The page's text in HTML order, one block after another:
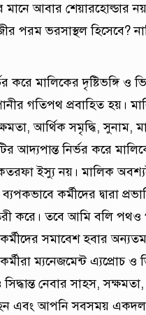
মানে আবার শেয়ারহোল্ডার
পরম ভরসাস্থল হিসেবে?
করে মালিকের দৃষ্টিভঙ্গি
গতিপথ প্রবাহিত হয়।
আর্থিক সমৃদ্ধি, সুনাম,
আদ্যপান্ত নির্ভর করে
ইস্যু নয়। মালিক
কর্মীদের দ্বারা
করে। তবে আমি বলি পথও
সমাবেশ হবার
ম্যনেজমেন্ট এ্যপ্রোচ
নেবার সাহস,
আপনি সবসময় একদল